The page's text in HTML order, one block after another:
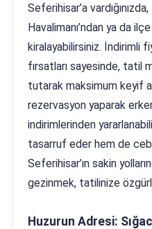
Seferihisar’a
Havalimanı’ndan ya da
kiralayabilirsiniz. İndirimli
fırsatları sayesinde, tatil
tutarak maksimum keyif
rezervasyon yaparak
indirimlerinden
tasarruf eder hem de
Seferihisar’ın sakin
gezinmek, tatilinize
Huzurun Adresi: